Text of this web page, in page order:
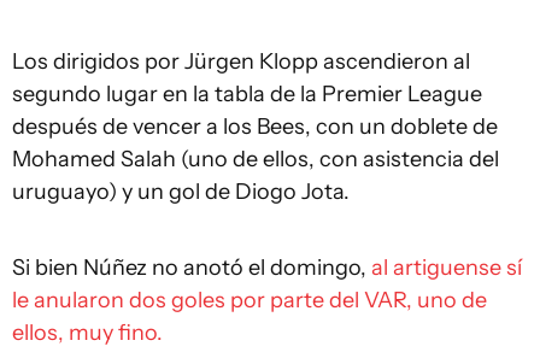
Los dirigidos por Jürgen Klopp ascendieron al
segundo lugar en la tabla de la Premier League
después de vencer a los Bees, con un doblete de
Mohamed Salah (uno de ellos, con asistencia del
uruguayo) y un gol de Diogo Jota.
Si bien Núñez no anotó el domingo, al artiguense sí
le anularon dos goles por parte del VAR, uno de
ellos, muy fino.